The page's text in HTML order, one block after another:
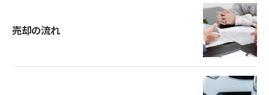
売却の流れ